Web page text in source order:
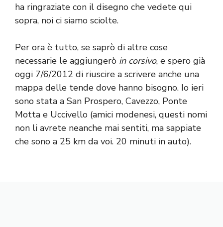
ha ringraziate con il disegno che vedete qui
sopra, noi ci siamo sciolte.
Per ora è tutto, se saprò di altre cose
necessarie le aggiungerò in corsivo, e spero già
oggi 7/6/2012 di riuscire a scrivere anche una
mappa delle tende dove hanno bisogno. Io ieri
sono stata a San Prospero, Cavezzo, Ponte
Motta e Uccivello (amici modenesi, questi nomi
non li avrete neanche mai sentiti, ma sappiate
che sono a 25 km da voi. 20 minuti in auto).